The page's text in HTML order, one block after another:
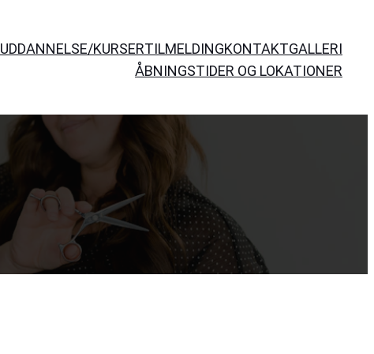
UDDANNELSE/KURSERTILMELDINGKONTAKTGALLERI
ÅBNINGSTIDER OG LOKATIONER